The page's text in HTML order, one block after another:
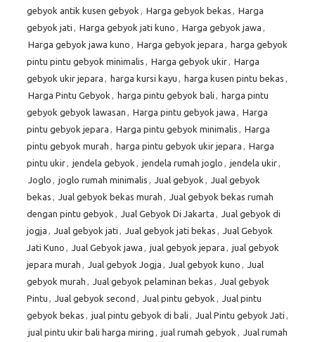
gebyok antik kusen gebyok , Harga gebyok bekas , Harga
gebyok jati , Harga gebyok jati kuno , Harga gebyok jawa ,
Harga gebyok jawa kuno , Harga gebyok jepara , harga gebyok
pintu pintu gebyok minimalis , Harga gebyok ukir, Harga
gebyok ukir jepara , harga kursi kayu , harga kusen pintu bekas ,
Harga Pintu Gebyok , harga pintu gebyok bali , harga pintu
gebyok gebyok lawasan , Harga pintu gebyok jawa , Harga
pintu gebyok jepara , Harga pintu gebyok minimalis , Harga
pintu gebyok murah , harga pintu gebyok ukir jepara , Harga
pintu ukir, jendela gebyok , jendela rumah joglo , jendela ukir,
Joglo , joglo rumah minimalis , Jual gebyok , Jual gebyok
bekas , Jual gebyok bekas murah , Jual gebyok bekas rumah
dengan pintu gebyok , Jual Gebyok Di Jakarta , Jual gebyok di
jogja , Jual gebyok jati , Jual gebyok jati bekas , Jual Gebyok
Jati Kuno , Jual Gebyok jawa , jual gebyok jepara , jual gebyok
jepara murah , Jual gebyok Jogja , Jual gebyok kuno , Jual
gebyok murah , Jual gebyok pelaminan bekas , Jual gebyok
Pintu , Jual gebyok second , Jual pintu gebyok , Jual pintu
gebyok bekas , jual pintu gebyok di bali , Jual Pintu gebyok Jati ,
jual pintu ukir bali harga miring , jual rumah gebyok , Jual rumah